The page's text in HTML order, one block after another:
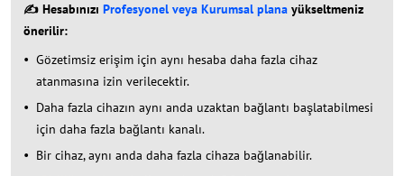
✍ Hesabınızı Profesyonel veya Kurumsal plana yükseltmeniz
önerilir:
Gözetimsiz erişim için aynı hesaba daha fazla cihaz
atanmasına izin verilecektir.
Daha fazla cihazın aynı anda uzaktan bağlantı başlatabilmesi
için daha fazla bağlantı kanalı.
Bir cihaz, aynı anda daha fazla cihaza bağlanabilir.